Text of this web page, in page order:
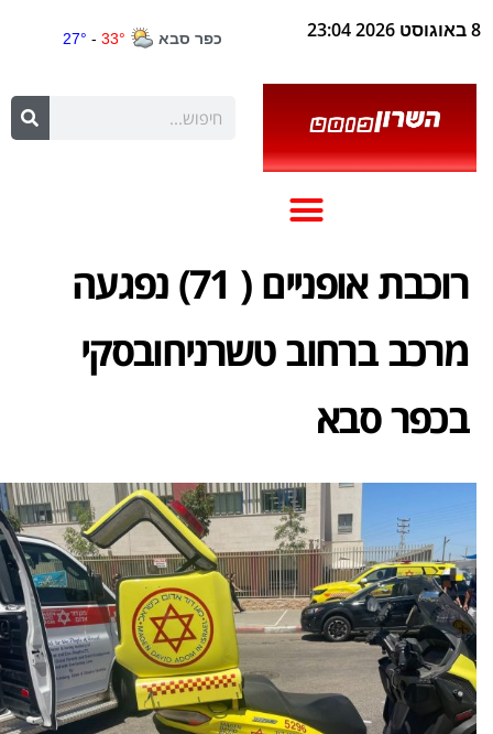
8 באוגוסט 2026 23:04
רוכבת אופניים ( 71) נפגעה
מרכב ברחוב טשרניחובסקי
בכפר סבא